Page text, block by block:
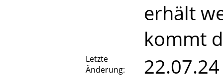
erhält
kommt
Letzte
Änderung:
22.07.24